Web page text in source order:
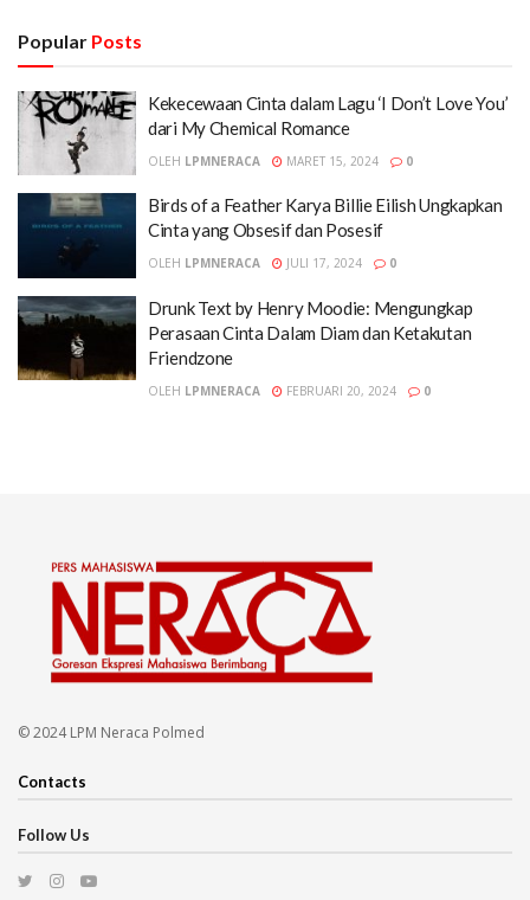
Popular Posts
Kekecewaan Cinta dalam Lagu ‘I Don’t Love You’
dari My Chemical Romance
OLEH LPMNERACA MARET 15, 2024 0
Birds of a Feather Karya Billie Eilish Ungkapkan
Cinta yang Obsesif dan Posesif
OLEH LPMNERACA JULI 17, 2024 0
Drunk Text by Henry Moodie: Mengungkap
Perasaan Cinta Dalam Diam dan Ketakutan
Friendzone
OLEH LPMNERACA FEBRUARI 20, 2024 0
© 2024 LPM Neraca Polmed
Contacts
Follow Us